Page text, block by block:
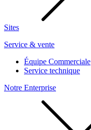
Sites
Service & vente
Équipe Commerciale
Service technique
Notre Enterprise